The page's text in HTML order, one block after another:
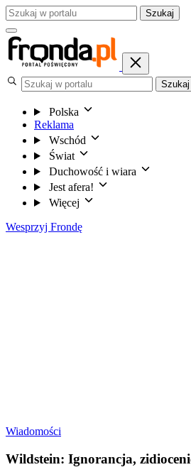
Szukaj
Szukaj
Polska
Reklama
Wschód
Świat
Duchowość i wiara
Jest afera!
Więcej
Wesprzyj Frondę
Wiadomości
Wildstein: Ignorancja,